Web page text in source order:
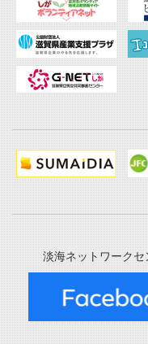
淡海ネットワーク